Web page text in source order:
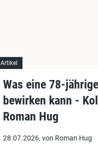
Artikel
Was eine 78-
bewirken kann -
Roman Hug
28.07.2026, von Roman Hug